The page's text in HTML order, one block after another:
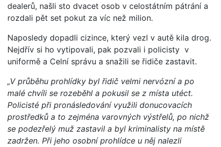
dealerů, našli sto dvacet osob v celostátním pátrání a
rozdali pět set pokut za víc než milion.
Naposledy dopadli cizince, který vezl v autě kila drog.
Nejdřív si ho vytipovali, pak pozvali i policisty v
uniformě a Celní správu a snažili se řidiče zastavit.
„V průběhu prohlídky byl řidič velmi nervózní a po
malé chvíli se rozeběhl a pokusil se z místa utéct.
Policisté při pronásledování využili donucovacích
prostředků a to zejména varovných výstřelů, po nichž
se podezřelý muž zastavil a byl kriminalisty na místě
zadržen. Při jeho osobní prohlídce u něj nalezli